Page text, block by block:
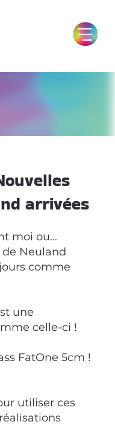
arrivées
moi ou...
Neuland
comme
une
celle-ci !
FatOne 5cm !
utiliser ces